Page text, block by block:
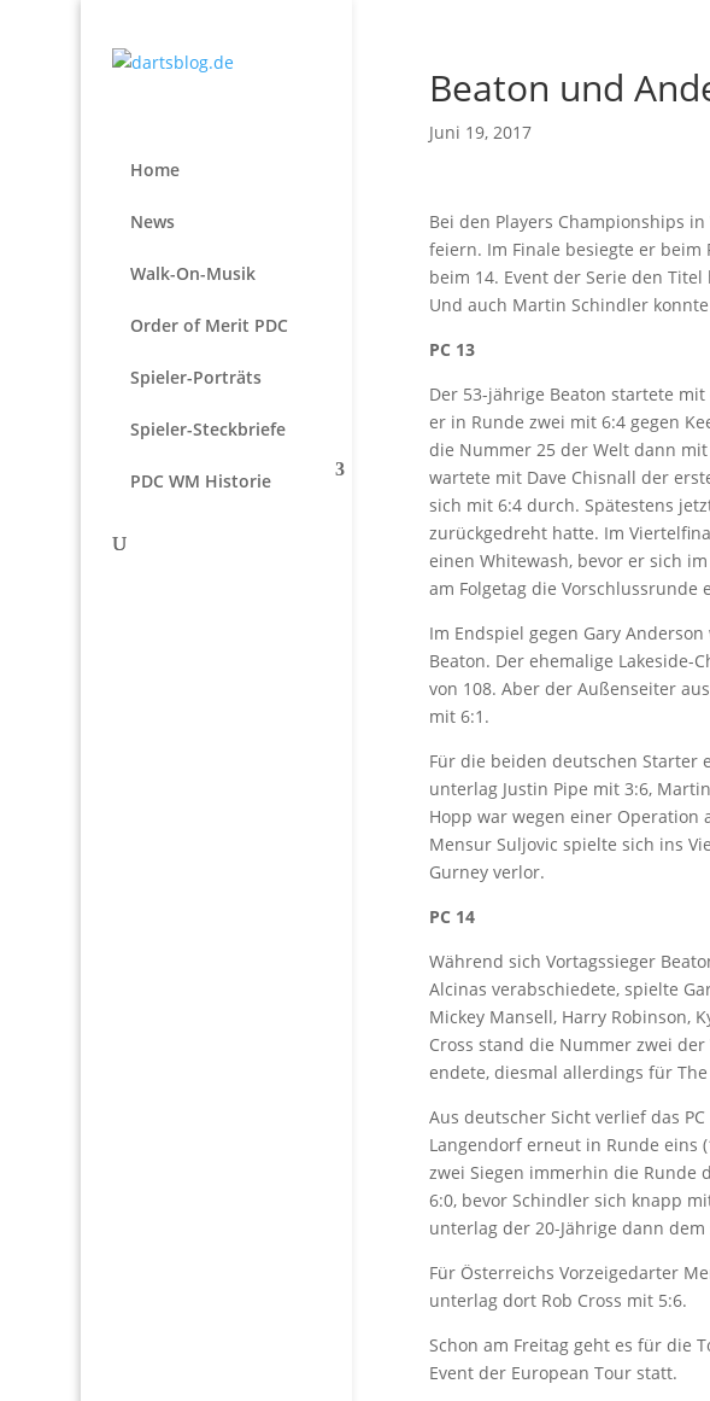
Home
News
Walk-On-Musik
Order of Merit PDC
Spieler-Porträts
Spieler-Steckbriefe
PDC WM Historie
Beaton und
Juni 19, 2017
Bei den Players Championships
feiern. Im Finale besiegte er beim
beim 14. Event der Serie den
Und auch Martin Schindler
PC 13
Der 53-jährige Beaton startete
er in Runde zwei mit 6:4 gegen
die Nummer 25 der Welt dann
wartete mit Dave Chisnall der
sich mit 6:4 durch. Spätestens
zurückgedreht hatte. Im
einen Whitewash, bevor er sich
am Folgetag die Vorschlussrunde
Im Endspiel gegen Gary
Beaton. Der ehemalige Lakeside-
von 108. Aber der Außenseiter
mit 6:1.
Für die beiden deutschen Starter
unterlag Justin Pipe mit 3:6,
Hopp war wegen einer Operation
Mensur Suljovic spielte sich ins
Gurney verlor.
PC 14
Während sich Vortagssieger
Alcinas verabschiedete, spielte
Mickey Mansell, Harry Robinson,
Cross stand die Nummer zwei
endete, diesmal allerdings für The
Aus deutscher Sicht verlief das
Langendorf erneut in Runde eins
zwei Siegen immerhin die Runde
6:0, bevor Schindler sich knapp
unterlag der 20-Jährige dann
Für Österreichs Vorzeigedarter
unterlag dort Rob Cross mit 5:6.
Schon am Freitag geht es für die
Event der European Tour statt.